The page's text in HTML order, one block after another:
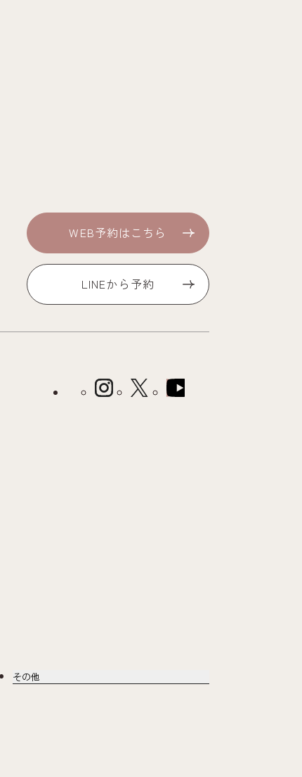
WEB予約はこちら
LINEから予約
その他